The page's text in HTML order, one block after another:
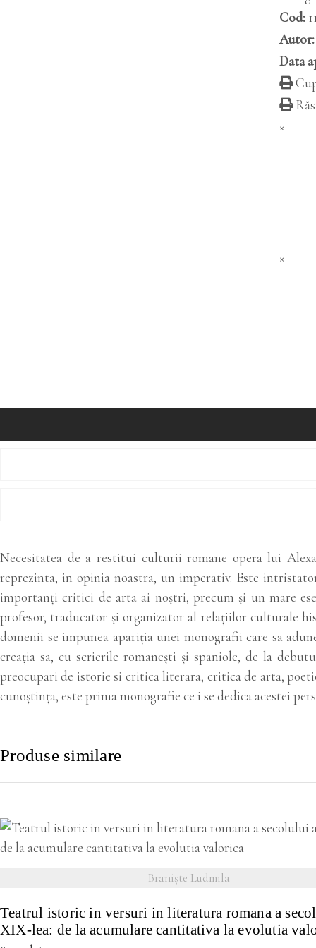
Cod:
Autor:
Data
×
×
Necesitatea de a restitui culturii romane opera lui
reprezinta, in opinia noastra, un imperativ. Este
importanți critici de arta ai noștri, precum și un mare
profesor, traducator și organizator al relațiilor culturale
domenii se impunea apariția unei monografii care sa
creația sa, cu scrierile romanești și spaniole, de la
preocupari de istorie si critica literara, critica de arta,
cunoștința, este prima monografie ce i se dedica acestei
Produse similare
Branişte Ludmila
VEZI DETALII
Teatrul istoric in versuri in literatura romana a
XIX-lea: de la acumulare cantitativa la evolutia